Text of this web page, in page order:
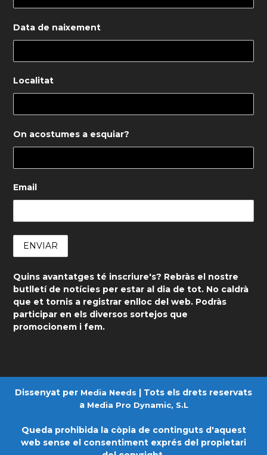
Data de naixement
Localitat
On acostumes a esquiar?
Email
Quins avantatges té inscriure's? Rebràs el nostre
butlletí de notícies per estar al dia de tot. No caldrà
que et tornis a registrar enlloc del web. Podràs
participar en els diversos sortejos que
promocionem i fem.
Dissenyat per Media Needs | Tots els drets reservats
a Media Pro Dynamic, S.L
Queda prohibida la còpia de continguts d'aquest
web sense el consentiment exprés del propietari